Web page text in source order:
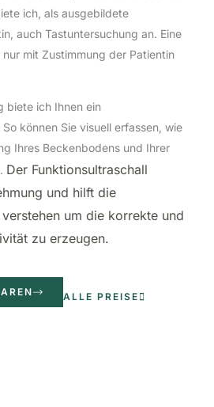
ich, als ausgebildete
auch Tastuntersuchung an. Eine
mit Zustimmung der Patientin
biete ich Ihnen ein
können Sie visuell erfassen, wie
Ihres Beckenbodens und Ihrer
Der Funktionsultraschall
und hilft die
um die korrekte und
zu erzeugen.
ALLE PREISE